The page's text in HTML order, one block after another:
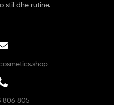
stil dhe rutinë.
806 805